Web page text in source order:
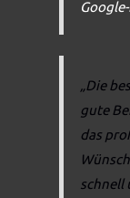
„Die
gute
das
schnell